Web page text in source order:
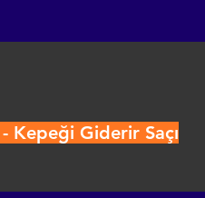
Kepeği Giderir Saçı